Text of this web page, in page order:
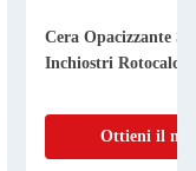
Cera Opacizzante
Inchiostri Rotocalco
Ottieni il